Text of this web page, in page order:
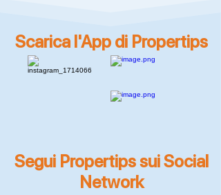
Scarica l'App di Propertips
Segui Propertips sui Social
Network